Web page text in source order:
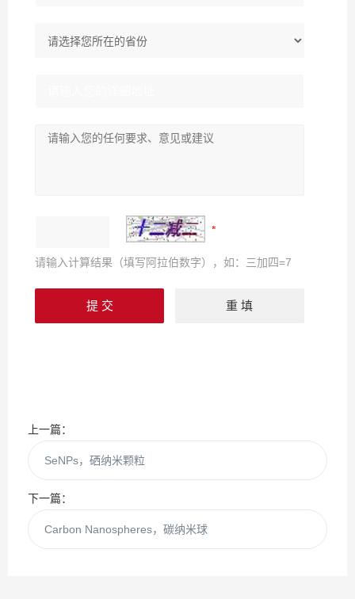
请输入计算结果（填写阿拉伯数字），如：三加四=7
上一篇：
SeNPs，硒纳米颗粒
下一篇：
Carbon Nanospheres，碳纳米球